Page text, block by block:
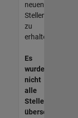
neuen
Stellenangeboten
zu
erhalten.
Es
wurden
nicht
alle
Stellen
übersetzt.